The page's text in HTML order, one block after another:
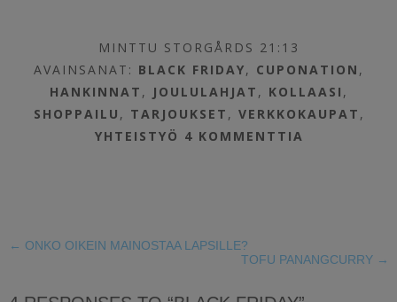
MINTTU STORGÅRDS 21:13
AVAINSANAT: BLACK FRIDAY, CUPONATION ,
HANKINNAT , JOULULAHJAT , KOLLAASI ,
SHOPPAILU , TARJOUKSET , VERKKOKAUPAT ,
YHTEISTYÖ 4 KOMMENTTIA
← ONKO OIKEIN MAINOSTAA LAPSILLE?
TOFU PANANGCURRY →